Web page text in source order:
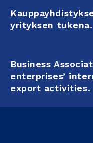
yrityksen tukena.
Business
enterprises’
export activities.